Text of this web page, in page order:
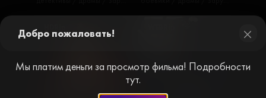
Добро пожаловать!
Мы платим деньги за просмотр фильма! Подробности
тут.